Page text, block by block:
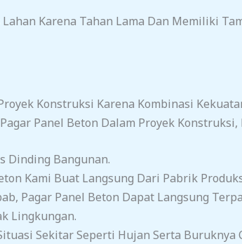
Karena Tahan Lama Dan Memiliki
Konstruksi Karena Kombinasi
Panel Beton Dalam Proyek Konstruksi,
Dinding Bangunan.
Kami Buat Langsung Dari Pabrik
Pagar Panel Beton Dapat Langsung
Lingkungan.
Sekitar Seperti Hujan Serta Buruknya